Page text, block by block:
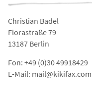
Christian Badel
Florastraße 79
13187 Berlin
Fon: +49 (0)30 49918429
E-Mail: mail@kikifax.com